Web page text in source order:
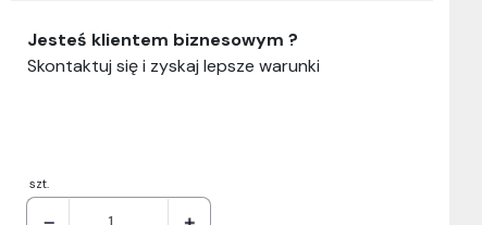
szt.
Jesteś klientem biznesowym ?
Skontaktuj się i zyskaj lepsze warunki